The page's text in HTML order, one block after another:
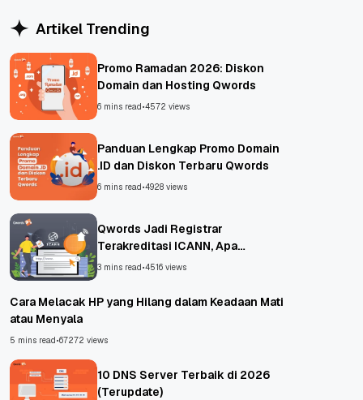
Artikel Trending
Promo Ramadan 2026: Diskon
Domain dan Hosting Qwords
6 mins read•4572 views
Panduan Lengkap Promo Domain
.ID dan Diskon Terbaru Qwords
6 mins read•4928 views
Qwords Jadi Registrar
Terakreditasi ICANN, Apa
Untungnya?
3 mins read•4516 views
Cara Melacak HP yang Hilang dalam Keadaan Mati
atau Menyala
5 mins read•67272 views
10 DNS Server Terbaik di 2026
(Terupdate)